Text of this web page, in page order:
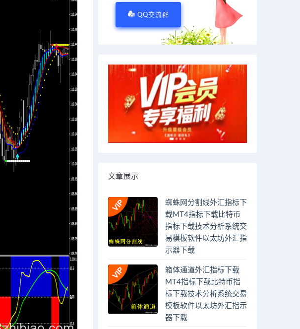
QQ交流群
文章展示
蜘蛛网分割线外汇指标下
载MT4指标下载比特币
指标下载技术分析系统交
易模板软件以太坊外汇指
示器下载
箱体通道外汇指标下载
MT4指标下载比特币指
标下载技术分析系统交易
模板软件以太坊外汇指示
器下载